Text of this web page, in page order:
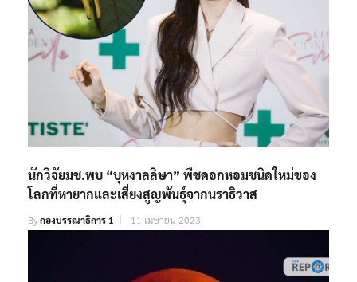
นักวิจัยมช.พบ “บุหงาลลิษา” พืชดอกหอมชนิดใหม่ของ
โลกที่หายากและเสี่ยงสูญพันธุ์จากนราธิวาส
Byกองบรรณาธิการ 1 11 เมษายน 2023